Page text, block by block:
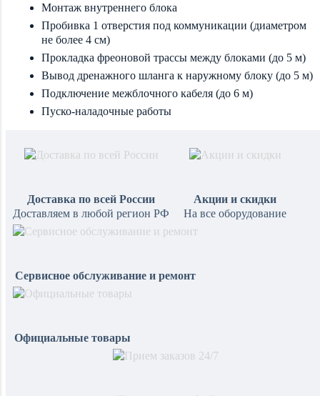
Монтаж внутреннего блока
Пробивка 1 отверстия под коммуникации (диаметром
не более 4 см)
Прокладка фреоновой трассы между блоками (до 5 м)
Вывод дренажного шланга к наружному блоку (до 5 м)
Подключение межблочного кабеля (до 6 м)
Пуско-наладочные работы
Доставка по всей России
Доставляем в любой регион РФ
Акции и скидки
На все оборудование
Сервисное обслуживание и ремонт
Официальные товары